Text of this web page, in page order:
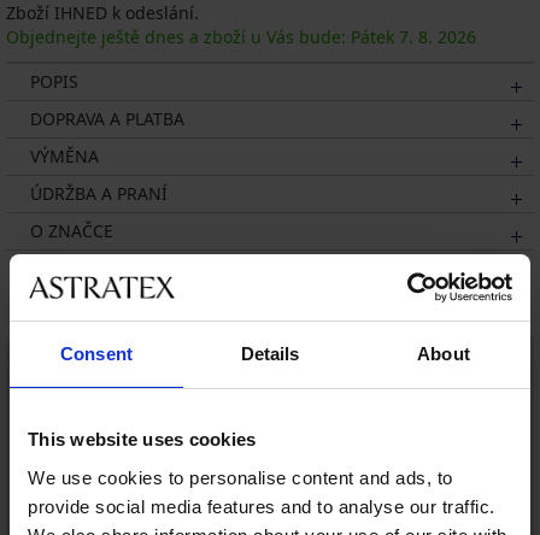
Consent Details About
This website uses cookies
We use cookies to personalise content and ads, to
provide social media features and to analyse our traffic.
Zboží IHNED k odeslání.
Objednejte ještě dnes a zboží u Vás bude: Pátek 7. 8. 2026
POPIS
DOPRAVA A PLATBA
VÝMĚNA
ÚDRŽBA A PRANÍ
O ZNAČCE
Mohlo by se vám líbit